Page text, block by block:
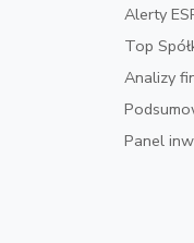
Alerty
Top
Analizy
Panel